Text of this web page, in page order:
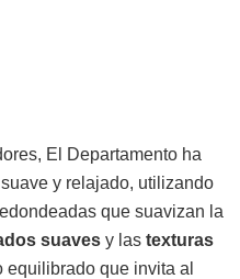
El Departamento ha
y relajado, utilizando
que suavizan la
suaves y las texturas
equilibrado que invita al